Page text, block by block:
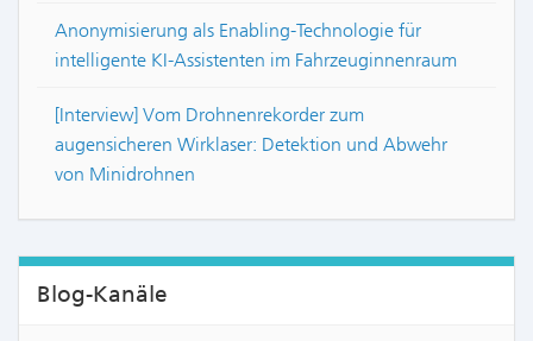
Anonymisierung als Enabling-Technologie für
intelligente KI-Assistenten im Fahrzeuginnenraum
[Interview] Vom Drohnenrekorder zum
augensicheren Wirklaser: Detektion und Abwehr
von Minidrohnen
Blog-Kanäle